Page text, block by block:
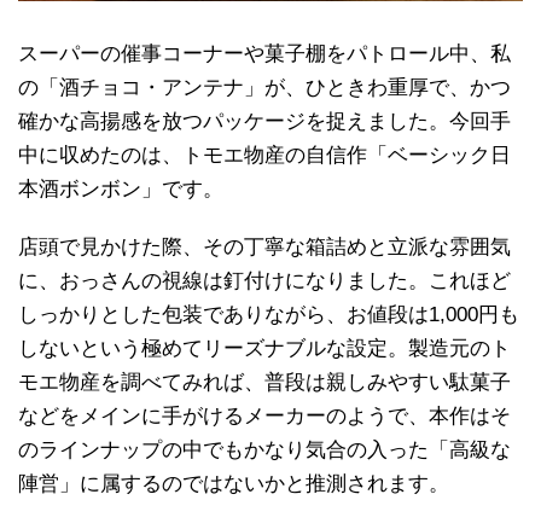
スーパーの催事コーナーや菓子棚をパトロール中、私
の「酒チョコ・アンテナ」が、ひときわ重厚で、かつ
確かな高揚感を放つパッケージを捉えました。今回手
中に収めたのは、トモエ物産の自信作「ベーシック日
本酒ボンボン」です。
店頭で見かけた際、その丁寧な箱詰めと立派な雰囲気
に、おっさんの視線は釘付けになりました。これほど
しっかりとした包装でありながら、お値段は1,000円も
しないという極めてリーズナブルな設定。製造元のト
モエ物産を調べてみれば、普段は親しみやすい駄菓子
などをメインに手がけるメーカーのようで、本作はそ
のラインナップの中でもかなり気合の入った「高級な
陣営」に属するのではないかと推測されます。